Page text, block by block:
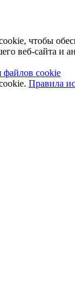
чтобы
веб-сайта и
файлов cookie
Правила